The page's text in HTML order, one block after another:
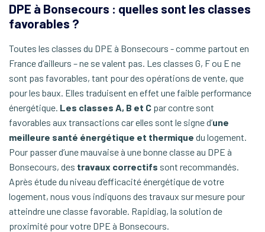
DPE à Bonsecours : quelles sont les classes
favorables ?
Toutes les classes du DPE à Bonsecours ­- comme partout en
France d’ailleurs – ne se valent pas. Les classes G, F ou E ne
sont pas favorables, tant pour des opérations de vente, que
pour les baux. Elles traduisent en effet une faible performance
énergétique. Les classes A, B et C par contre sont
favorables aux transactions car elles sont le signe d’une
meilleure santé énergétique et thermique du logement.
Pour passer d’une mauvaise à une bonne classe au DPE à
Bonsecours, des travaux correctifs sont recommandés.
Après étude du niveau d’efficacité énergétique de votre
logement, nous vous indiquons des travaux sur mesure pour
atteindre une classe favorable. Rapidiag, la solution de
proximité pour votre DPE à Bonsecours.